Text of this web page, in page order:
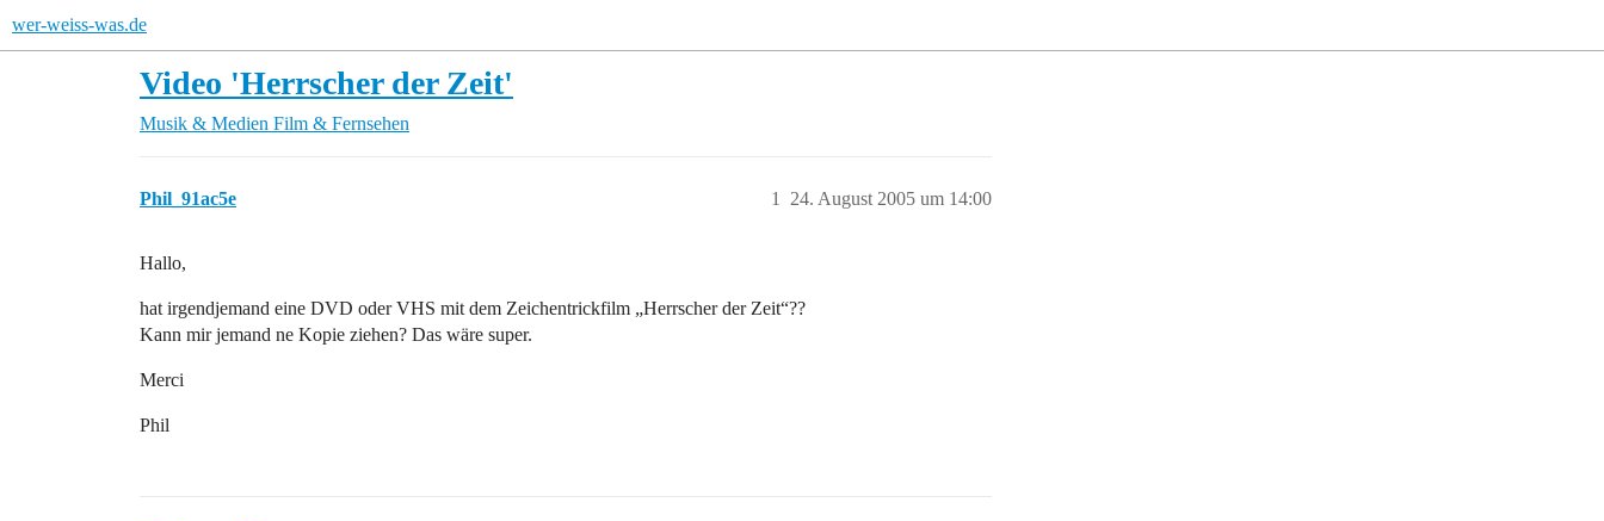
wer-weiss-was.de
Video 'Herrscher der Zeit'
Musik & Medien Film & Fernsehen
Phil_91ac5e 24. August 2005 um 14:00
1
Hallo,
hat irgendjemand eine DVD oder VHS mit dem Zeichentrickfilm „Herrscher der Zeit“??
Kann mir jemand ne Kopie ziehen? Das wäre super.
Merci
Phil